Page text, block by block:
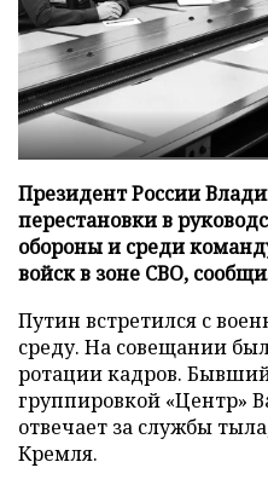
Президент России
перестановки в
обороны и среди
войск в зоне СВО,
Путин встретился с
среду. На совещании
ротации кадров.
группировкой «Центр»
отвечает за службы
Кремля.